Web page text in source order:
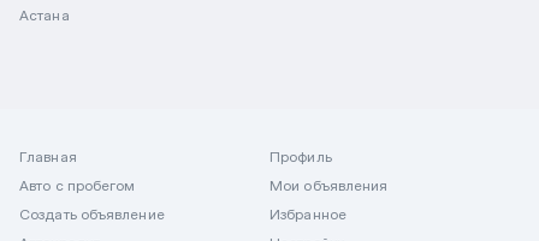
Астана
Главная
Авто с пробегом
Создать объявление
Профиль
Мои объявления
Избранное